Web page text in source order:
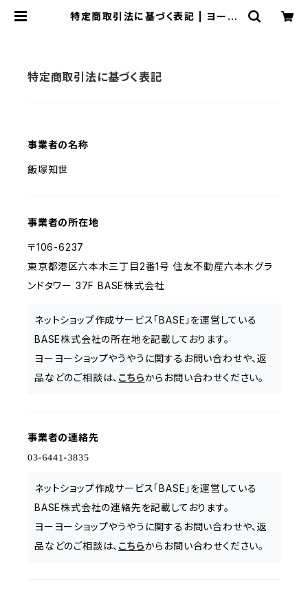
特定商取引法に基づく表記 | ヨーヨ
特定商取引法に基づく表記
事業者の名称
飯塚知世
事業者の所在地
〒106-6237
東京都港区六本木三丁目2番1号 住友不動産六本木グラ
ンドタワー 37F BASE株式会社
ネットショップ作成サービス「BASE」を運営している
BASE株式会社の所在地を記載しております。
ヨーヨーショップやうやうに関するお問い合わせや、返
品などのご相談は、 こちらからお問い合わせください。
事業者の連絡先
ネットショップ作成サービス「BASE」を運営している
BASE株式会社の連絡先を記載しております。
ヨーヨーショップやうやうに関するお問い合わせや、返
品などのご相談は、 こちらからお問い合わせください。